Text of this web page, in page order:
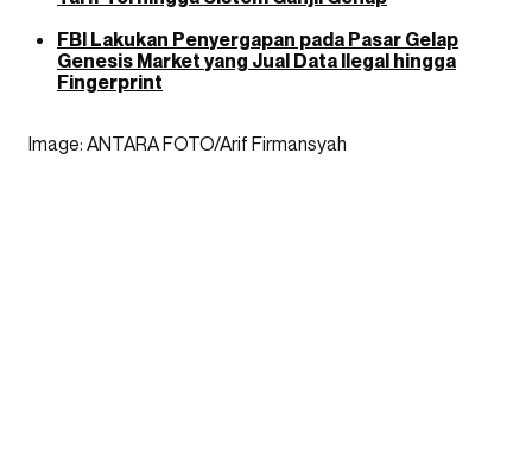
FBI Lakukan Penyergapan pada Pasar Gelap
Genesis Market yang Jual Data Ilegal hingga
Fingerprint
Image: ANTARA FOTO/Arif Firmansyah